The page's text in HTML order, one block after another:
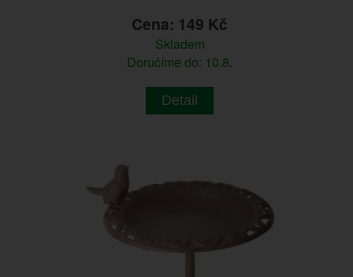
Cena: 149 Kč
Skladem
Doručíme do: 10.8.
Detail